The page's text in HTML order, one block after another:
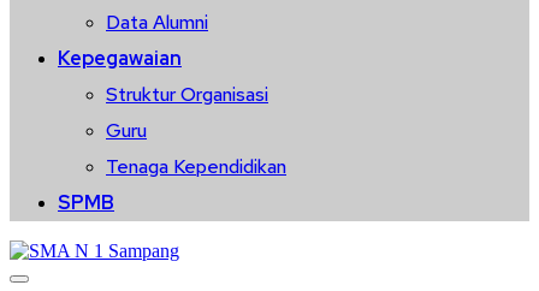
Data Alumni
Kepegawaian
Struktur Organisasi
Guru
Tenaga Kependidikan
SPMB